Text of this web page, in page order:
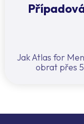
Jak Atlas for
obrat přes